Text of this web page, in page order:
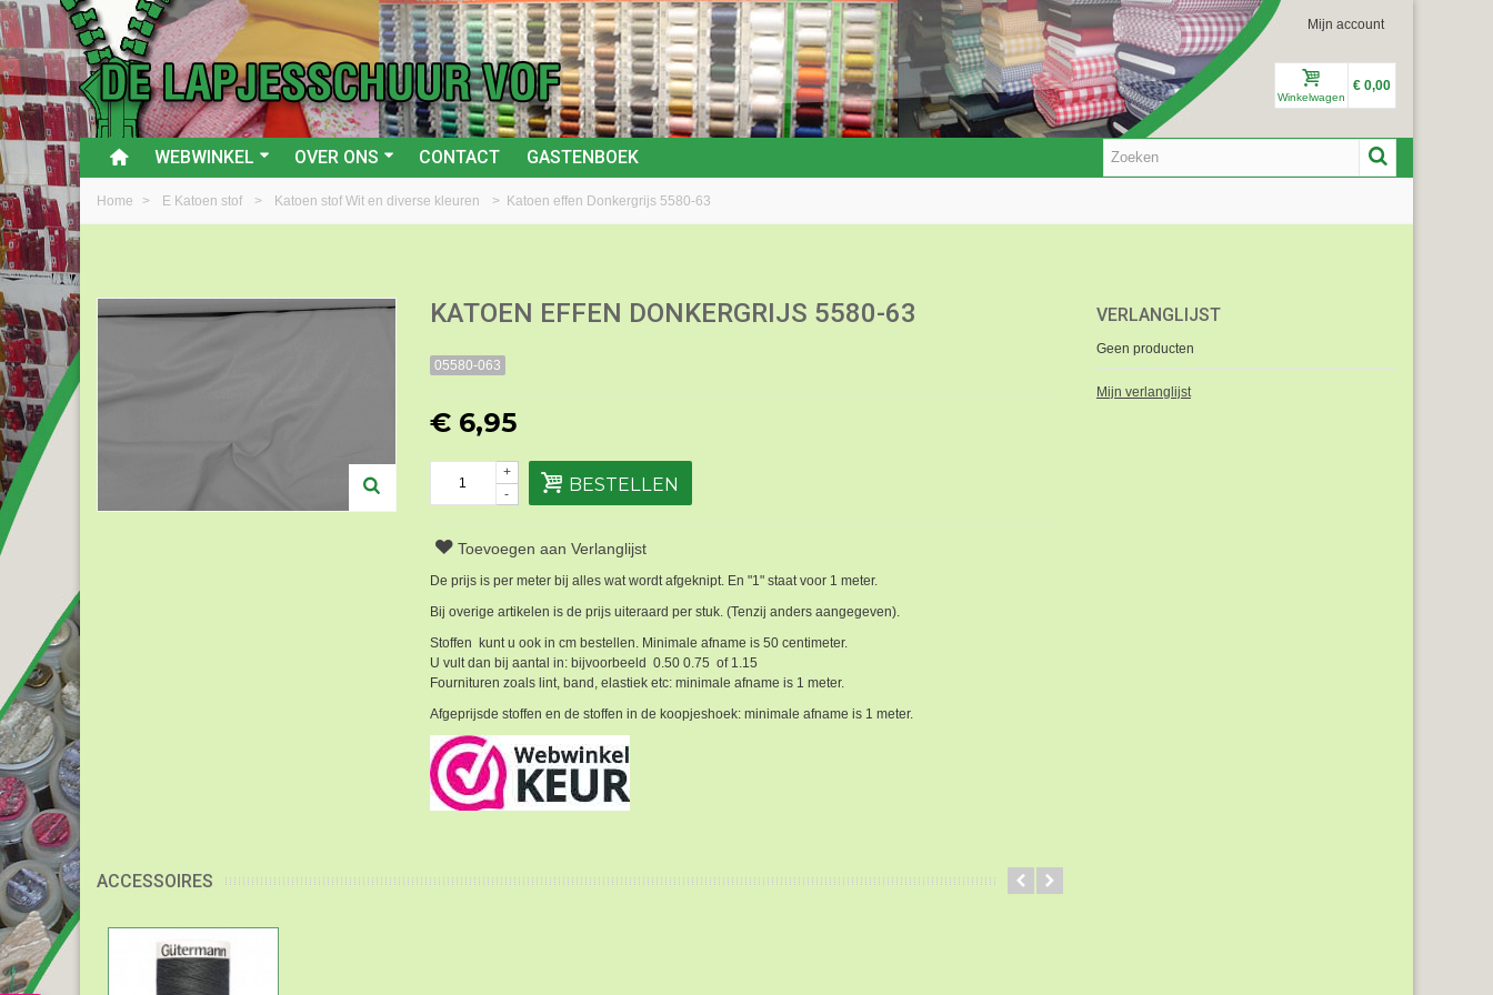
Mijn account
Winkelwagen
€ 0,00
WEBWINKEL OVER ONS CONTACT GASTENBOEK
Home > E Katoen stof > Katoen stof Wit en diverse kleuren > Katoen effen Donkergrijs 5580-63
KATOEN EFFEN DONKERGRIJS 5580-63
05580-063
€ 6,95
-
+
BESTELLEN
Toevoegen aan Verlanglijst
De prijs is per meter bij alles wat wordt afgeknipt. En "1" staat voor 1 meter.
Bij overige artikelen is de prijs uiteraard per stuk. (Tenzij anders aangegeven).
Stoffen kunt u ook in cm bestellen. Minimale afname is 50 centimeter.
U vult dan bij aantal in: bijvoorbeeld 0.50 0.75 of 1.15
Fournituren zoals lint, band, elastiek etc: minimale afname is 1 meter.
Afgeprijsde stoffen en de stoffen in de koopjeshoek: minimale afname is 1 meter.
ACCESSOIRES
VERLANGLIJST
Geen producten
Mijn verlanglijst